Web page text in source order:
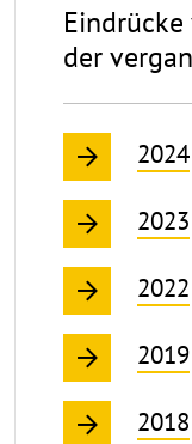
der
2024
2023
2022
2019
2018